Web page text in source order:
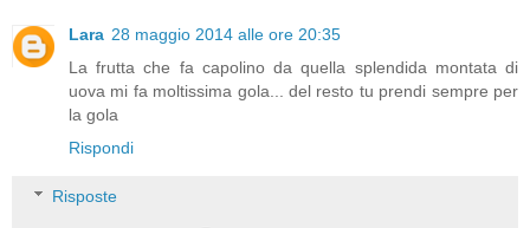
Lara 28 maggio 2014 alle ore 20:35
La frutta che fa capolino da quella splendida montata di
uova mi fa moltissima gola... del resto tu prendi sempre per
la gola
Rispondi
Risposte